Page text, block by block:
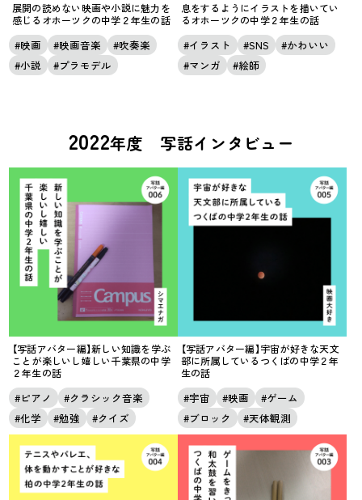
展開の読めない映画や小説に魅力を
感じるオホーツクの中学２年生の話
映画 映画音楽
吹奏楽
小説
プラモデル
息をするようにイラストを描いてい
るオホーツクの中学２年生の話
イラスト SNS
かわいい
マンガ
絵師
2022年度 写話インタビュー
【写話アバター編】新しい知識を学ぶ
ことが楽しいし嬉しい千葉県の中学
２年生の話
ピアノ
クラシック音楽
化学
勉強 クイズ
【写話アバター編】宇宙が好きな天文
部に所属しているつくばの中学２年
生の話
宇宙 映画
ゲーム
ブロック
天体観測